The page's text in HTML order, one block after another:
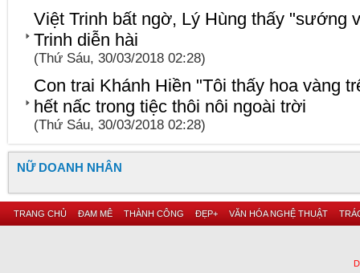
Việt Trinh bất ngờ, Lý Hùng thấy "sướng
Trinh diễn hài
(Thứ Sáu, 30/03/2018 02:28)
Con trai Khánh Hiền "Tôi thấy hoa vàng
hết nấc trong tiệc thôi nôi ngoài trời
(Thứ Sáu, 30/03/2018 02:28)
NỮ DOANH NHÂN
TRANG CHỦ ĐAM MÊ THÀNH CÔNG ĐẸP+ VĂN HÓA NGHỆ THUẬT